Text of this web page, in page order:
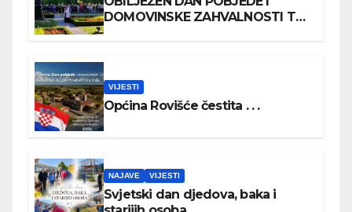
DOMOVINSKE ZAHVALNOSTI TE
VIJESTI
Općina Rovišće čestita . . .
NAJAVE VIJESTI
Svjetski dan djedova, baka i